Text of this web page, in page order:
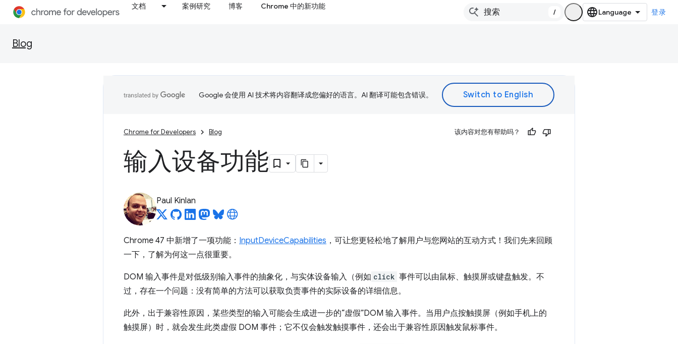
文档 案例研究 博客 Chrome 中的新功能
/ 登录
Blog
Google 会使用 AI 技术将内容翻译成您偏好的语言。AI 翻译可能包含错误。
Chrome for Developers Blog 该内容对您有帮助吗？
输入设备功能
Paul Kinlan
Chrome 47 中新增了一项功能： InputDeviceCapabilities ，可让您更轻松地了解用户与您网站的互动方式！我们先来回顾
一下，了解为何这一点很重要。
DOM 输入事件是对低级别输入事件的抽象化，与实体设备输入（例如 click 事件可以由鼠标、触摸屏或键盘触发。不
过，存在一个问题：没有简单的方法可以获取负责事件的实际设备的详细信息。
此外，出于兼容性原因，某些类型的输入可能会生成进一步的“虚假”DOM 输入事件。当用户点按触摸屏（例如手机上的
触摸屏）时，就会发生此类虚假 DOM 事件；它不仅会触发触摸事件，还会出于兼容性原因触发鼠标事件。